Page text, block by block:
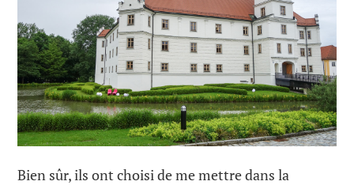
Bien sûr, ils ont choisi de me mettre dans la